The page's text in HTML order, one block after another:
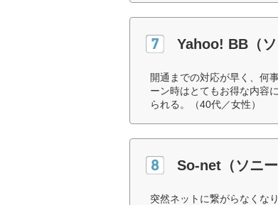
Yahoo! BB（ソ
開通までの対応が早く、何
ーン時はとてもお得な内容
られる。（40代／女性）
So-net（ソニ
突然ネットに繋がらなくな